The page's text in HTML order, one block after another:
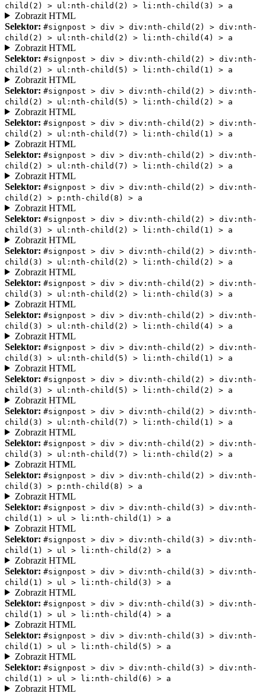
child(2) > ul:nth-child(2) > li:nth-child(3) > a
Zobrazit HTML
Selektor: #signpost > div > div:nth-child(2) > div:nth-
child(2) > ul:nth-child(2) > li:nth-child(4) > a
Zobrazit HTML
Selektor: #signpost > div > div:nth-child(2) > div:nth-
child(2) > ul:nth-child(5) > li:nth-child(1) > a
Zobrazit HTML
Selektor: #signpost > div > div:nth-child(2) > div:nth-
child(2) > ul:nth-child(5) > li:nth-child(2) > a
Zobrazit HTML
Selektor: #signpost > div > div:nth-child(2) > div:nth-
child(2) > ul:nth-child(7) > li:nth-child(1) > a
Zobrazit HTML
Selektor: #signpost > div > div:nth-child(2) > div:nth-
child(2) > ul:nth-child(7) > li:nth-child(2) > a
Zobrazit HTML
Selektor: #signpost > div > div:nth-child(2) > div:nth-
child(2) > p:nth-child(8) > a
Zobrazit HTML
Selektor: #signpost > div > div:nth-child(2) > div:nth-
child(3) > ul:nth-child(2) > li:nth-child(1) > a
Zobrazit HTML
Selektor: #signpost > div > div:nth-child(2) > div:nth-
child(3) > ul:nth-child(2) > li:nth-child(2) > a
Zobrazit HTML
Selektor: #signpost > div > div:nth-child(2) > div:nth-
child(3) > ul:nth-child(2) > li:nth-child(3) > a
Zobrazit HTML
Selektor: #signpost > div > div:nth-child(2) > div:nth-
child(3) > ul:nth-child(2) > li:nth-child(4) > a
Zobrazit HTML
Selektor: #signpost > div > div:nth-child(2) > div:nth-
child(3) > ul:nth-child(5) > li:nth-child(1) > a
Zobrazit HTML
Selektor: #signpost > div > div:nth-child(2) > div:nth-
child(3) > ul:nth-child(5) > li:nth-child(2) > a
Zobrazit HTML
Selektor: #signpost > div > div:nth-child(2) > div:nth-
child(3) > ul:nth-child(7) > li:nth-child(1) > a
Zobrazit HTML
Selektor: #signpost > div > div:nth-child(2) > div:nth-
child(3) > ul:nth-child(7) > li:nth-child(2) > a
Zobrazit HTML
Selektor: #signpost > div > div:nth-child(2) > div:nth-
child(3) > p:nth-child(8) > a
Zobrazit HTML
Selektor: #signpost > div > div:nth-child(3) > div:nth-
child(1) > ul > li:nth-child(1) > a
Zobrazit HTML
Selektor: #signpost > div > div:nth-child(3) > div:nth-
child(1) > ul > li:nth-child(2) > a
Zobrazit HTML
Selektor: #signpost > div > div:nth-child(3) > div:nth-
child(1) > ul > li:nth-child(3) > a
Zobrazit HTML
Selektor: #signpost > div > div:nth-child(3) > div:nth-
child(1) > ul > li:nth-child(4) > a
Zobrazit HTML
Selektor: #signpost > div > div:nth-child(3) > div:nth-
child(1) > ul > li:nth-child(5) > a
Zobrazit HTML
Selektor: #signpost > div > div:nth-child(3) > div:nth-
child(1) > ul > li:nth-child(6) > a
Zobrazit HTML